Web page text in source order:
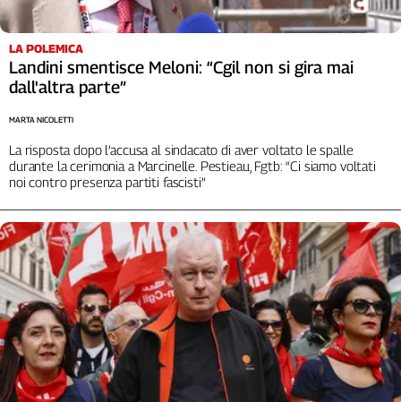
LA POLEMICA
Landini smentisce Meloni: “Cgil non si gira mai
dall'altra parte”
La risposta dopo l’accusa al sindacato di aver voltato le spalle
durante la cerimonia a Marcinelle. Pestieau, Fgtb: “Ci siamo voltati
noi contro presenza partiti fascisti”
MARTA NICOLETTI